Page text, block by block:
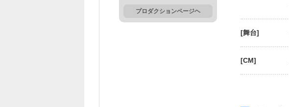
プロダクションページヘ
[舞台]
[CM]